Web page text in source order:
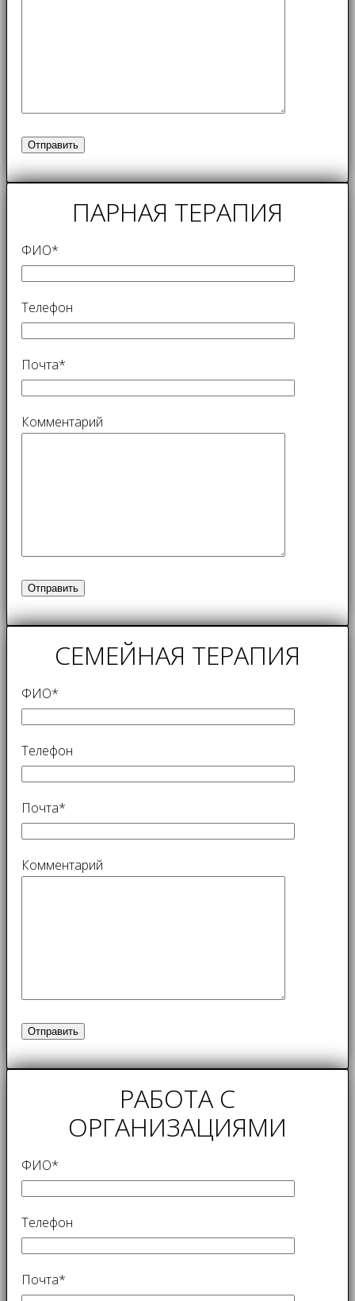
ПАРНАЯ ТЕРАПИЯ
ФИО*
Телефон
Почта*
Комментарий
СЕМЕЙНАЯ ТЕРАПИЯ
ФИО*
Телефон
Почта*
Комментарий
РАБОТА С
ОРГАНИЗАЦИЯМИ
ФИО*
Телефон
Почта*